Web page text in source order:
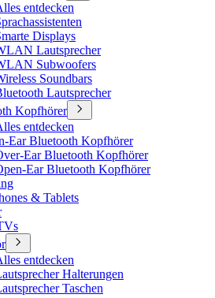
entdecken
Displays
Lautsprecher
Subwoofers
Soundbars
Lautsprecher
Kopfhörer
entdecken
Ear Bluetooth Kopfhörer
Ear Bluetooth Kopfhörer
Ear Bluetooth Kopfhörer
& Tablets
entdecken
Halterungen
Taschen